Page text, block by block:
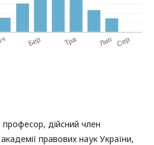
дійсний член
правових наук України,